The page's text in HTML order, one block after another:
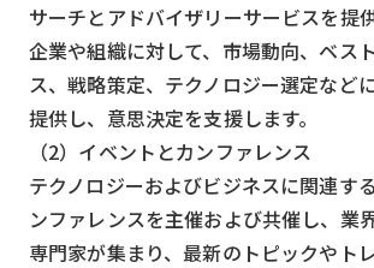
サーチとアドバイザリーサービスを提
企業や組織に対して、市場動向、ベス
ス、戦略策定、テクノロジー選定など
提供し、意思決定を支援します。
（2）イベントとカンファレンス
テクノロジーおよびビジネスに関連す
ンファレンスを主催および共催し、業
専門家が集まり、最新のトピックやト